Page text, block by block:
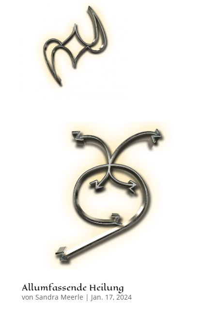
Allumfassende Heilung
von Sandra Meerle | Jan. 17, 2024